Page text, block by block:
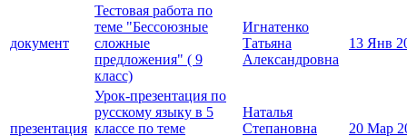
документ
Тестовая работа по
теме "Бессоюзные
сложные
предложения" ( 9
класс)
Игнатенко
Татьяна
Александровна
13 Янв
презентация
Урок-презентация по
русскому языку в 5
классе по теме
Наталья
Степановна
20 Мар